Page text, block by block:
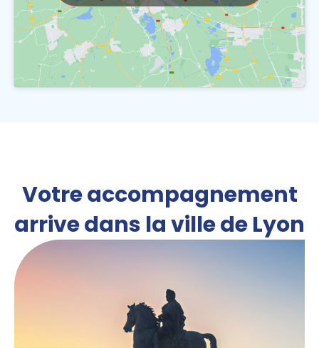
Votre accompagnement
arrive dans la ville de Lyon